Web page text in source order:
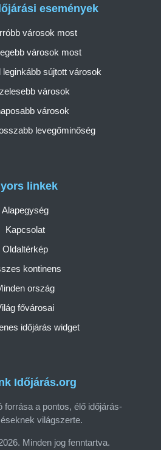
Időjárás.org
forrása a pontos, élő időjárás-
világszerte.
Minden jog fenntartva.
linkek
Alapegység
Kapcsolat
Oldaltérkép
kontinens
ország
fővárosai
időjárás widget
események
városok most
városok most
sújtott városok
városok
városok
levegőminőség